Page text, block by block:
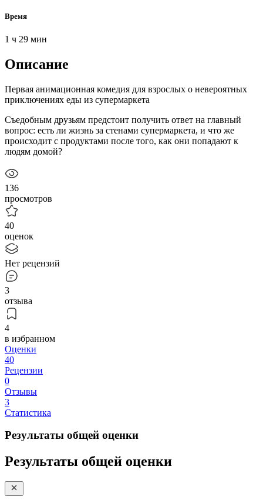
Время
1 ч 29 мин
Описание
Первая анимационная комедия для взрослых о невероятных
приключениях еды из супермаркета
Съедобным друзьям предстоит получить ответ на главный
вопрос: есть ли жизнь за стенами супермаркета, и что же
происходит с продуктами после того, как они попадают к
людям домой?
136
просмотров
40
оценок
Нет рецензий
3
отзыва
4
в избранном
Оценки
40
Рецензии
0
Отзывы
3
Статистика
Результаты общей оценки
Результаты общей оценки